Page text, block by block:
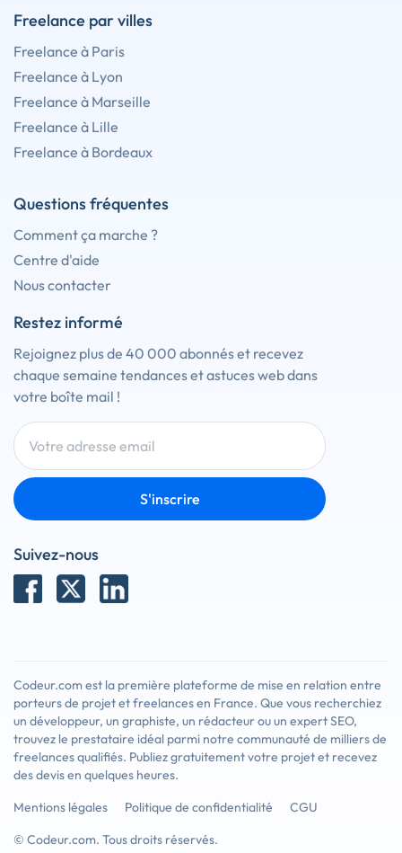
Freelance par villes
Freelance à Paris
Freelance à Lyon
Freelance à Marseille
Freelance à Lille
Freelance à Bordeaux
Questions fréquentes
Comment ça marche ?
Centre d'aide
Nous contacter
Restez informé
Rejoignez plus de 40 000 abonnés et recevez
chaque semaine tendances et astuces web dans
votre boîte mail !
S'inscrire
Suivez-nous
Codeur.com est la première plateforme de mise en relation entre
porteurs de projet et freelances en France. Que vous recherchiez
un développeur, un graphiste, un rédacteur ou un expert SEO,
trouvez le prestataire idéal parmi notre communauté de milliers de
freelances qualifiés. Publiez gratuitement votre projet et recevez
des devis en quelques heures.
Mentions légales
Politique de confidentialité
CGU
© Codeur.com. Tous droits réservés.